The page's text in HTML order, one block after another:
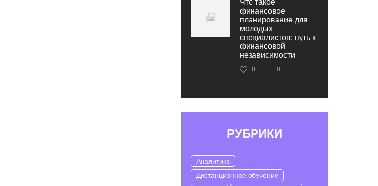
Что такое
финансовое
планирование для
молодых
специалистов: путь к
финансовой
независимости
0 0
РУБРИКИ
Аналитика
Дистанционное обучение